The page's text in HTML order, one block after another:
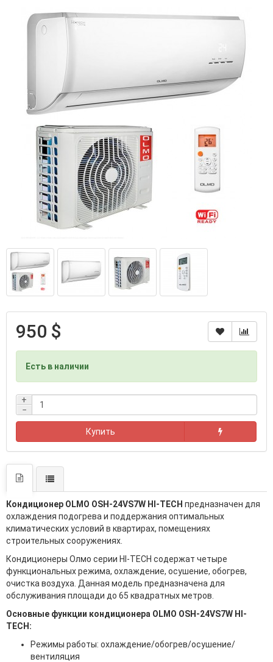
950 $
Есть в наличии
+
−
Купить
Кондиционер OLMO OSH-24VS7W HI-TECH предназначен для
охлаждения подогрева и поддержания оптимальных
климатических условий в квартирах, помещениях
строительных сооружениях.
Кондиционеры Олмо серии HI-TECH содержат четыре
функциональных режима, охлаждение, осушение, обогрев,
очистка воздуха. Данная модель предназначена для
обслуживания площади до 65 квадратных метров.
Основные функции кондиционера OLMO OSH-24VS7W HI-
TECH:
Режимы работы: охлаждение/обогрев/осушение/
вентиляция